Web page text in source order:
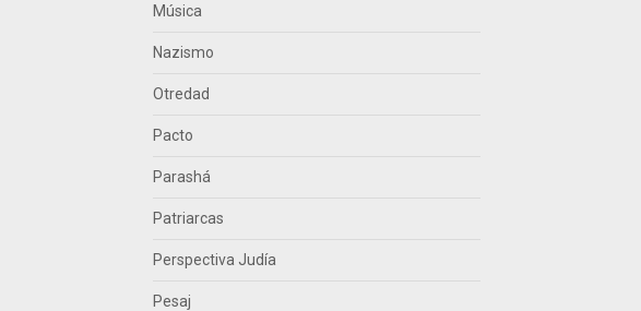
Música
Nazismo
Otredad
Pacto
Parashá
Patriarcas
Perspectiva Judía
Pesaj